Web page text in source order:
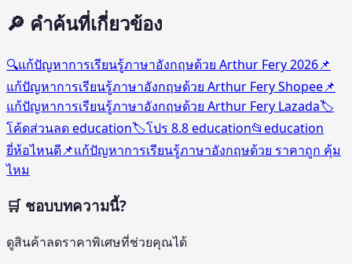
🔎 คำค้นที่เกี่ยวข้อง
🔍แก้ปัญหาการเรียนรู้ภาษาอังกฤษด้วย Arthur Fery 2026📌
แก้ปัญหาการเรียนรู้ภาษาอังกฤษด้วย Arthur Fery Shopee📌
แก้ปัญหาการเรียนรู้ภาษาอังกฤษด้วย Arthur Fery Lazada🏷️
โค้ดส่วนลด education🏷️โปร 8.8 education📂education
ยี่ห้อไหนดี📌แก้ปัญหาการเรียนรู้ภาษาอังกฤษด้วย ราคาถูก คุ้ม
ไหม
🛒 ชอบบทความนี้?
ดูสินค้าลดราคาพิเศษที่ช่วยคุณได้